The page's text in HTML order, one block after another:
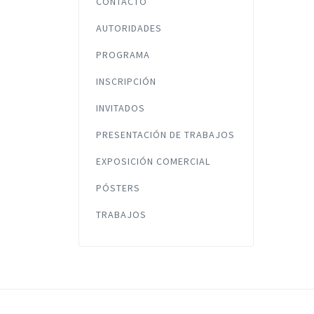
AUTORIDADES
PROGRAMA
INSCRIPCIÓN
INVITADOS
PRESENTACIÓN DE TRABAJOS
EXPOSICIÓN COMERCIAL
PÓSTERS
TRABAJOS